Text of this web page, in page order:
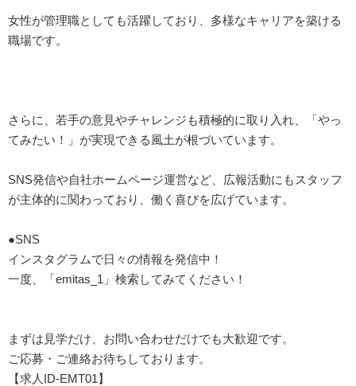
女性が管理職としても活躍しており、多様なキャリアを築ける
職場です。
さらに、若手の意見やチャレンジも積極的に取り入れ、「やっ
てみたい！」が実現できる風土が根づいています。
SNS発信や自社ホームページ運営など、広報活動にもスタッフ
が主体的に関わっており、働く喜びを広げています。
●SNS
インスタグラムで日々の情報を発信中！
一度、「emitas_1」検索してみてください！
まずは見学だけ、お問い合わせだけでも大歓迎です。
ご応募・ご連絡お待ちしております。
【求人ID-EMT01】